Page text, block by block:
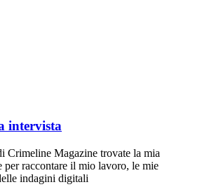
intervista
Crimeline Magazine trovate la mia
per raccontare il mio lavoro, le mie
indagini digitali